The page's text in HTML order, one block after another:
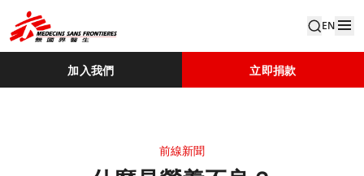
EN
加入我們 立即捐款
前線新聞